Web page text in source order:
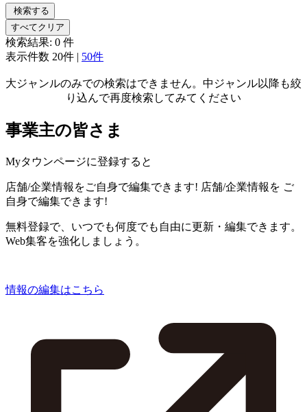
検索する
すべてクリア
検索結果: 0 件
表示件数 20件 | 50件
大ジャンルのみでの検索はできません。中ジャンル以降も絞
り込んで再度検索してみてください
事業主の皆さま
Myタウンページに登録すると
店舗/企業情報をご自身で編集できます! 店舗/企業情報を ご
自身で編集できます!
無料登録で、いつでも何度でも自由に更新・編集できます。
Web集客を強化しましょう。
情報の編集はこちら